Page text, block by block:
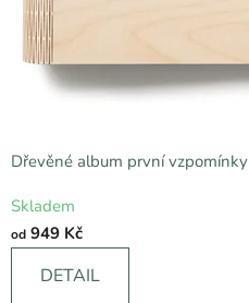
Dřevěné album první vzpomínky
hodnocení
produktu
Skladem
od 949 Kč
DETAIL